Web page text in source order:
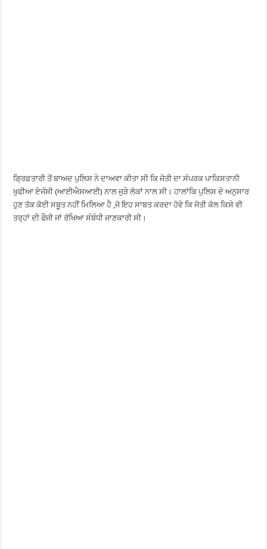
ਗ੍ਰਿਫ਼ਤਾਰੀ ਤੋਂ ਬਾਅਦ ਪੁਲਿਸ ਨੇ ਦਾਅਵਾ ਕੀਤਾ ਸੀ ਕਿ ਜੋਤੀ ਦਾ ਸੰਪਰਕ ਪਾਕਿਸਤਾਨੀ
ਖੁਫੀਆ ਏਜੰਸੀ (ਆਈਐਸਆਈ) ਨਾਲ ਜੁੜੇ ਲੋਕਾਂ ਨਾਲ ਸੀ। ਹਾਲਾਂਕਿ ਪੁਲਿਸ ਦੇ ਅਨੁਸਾਰ
ਹੁਣ ਤੱਕ ਕੋਈ ਸਬੂਤ ਨਹੀਂ ਮਿਲਿਆ ਹੈ ,ਜੋ ਇਹ ਸਾਬਤ ਕਰਦਾ ਹੋਵੇ ਕਿ ਜੋਤੀ ਕੋਲ ਕਿਸੇ ਵੀ
ਤਰ੍ਹਾਂ ਦੀ ਫੌਜੀ ਜਾਂ ਰੱਖਿਆ ਸੰਬੰਧੀ ਜਾਣਕਾਰੀ ਸੀ।